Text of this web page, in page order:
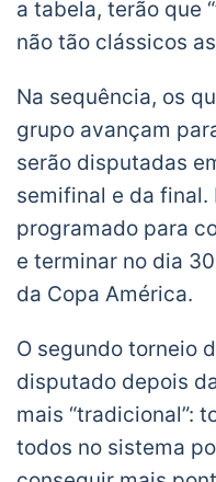
a tabela, terão que
não tão clássicos
Na sequência, os
grupo avançam
serão disputadas
semifinal e da final.
programado para
e terminar no dia
da Copa América.
O segundo torneio
disputado depois
mais “tradicional”:
todos no sistema